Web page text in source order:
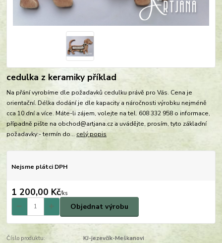
cedulka z keramiky příklad
Na přání vyrobíme dle požadavků cedulku právě pro Vás. Cena je
orientační. Délka dodání je dle kapacity a náročnosti výrobku nejméně
cca 10 dní a více. Máte-li zájem, volejte na tel. 608 332 958 o informace,
případně pište na obchod@artjana.cz a uvádějte, prosím, tyto základní
požadavky:- termín do... celý popis
Nejsme plátci DPH
1 200,00 Kč/ks
Objednat výrobu
Číslo produktu: KJ-jezevčík-Meškanovi